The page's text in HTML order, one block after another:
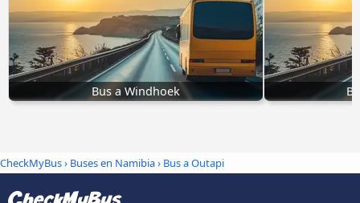
Bus a Windhoek
CheckMyBus› Buses en Namibia› Bus a Outapi